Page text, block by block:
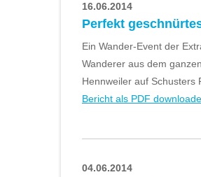
16.06.2014
Perfekt
Ein Wander-Event der
Wanderer aus dem
Hennweiler auf Schusters
Bericht als PDF
04.06.2014